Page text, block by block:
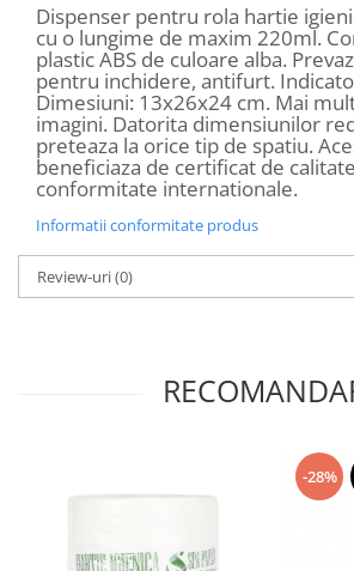
Dispenser pentru rola hartie
cu o lungime de maxim 220ml.
plastic ABS de culoare alba.
pentru inchidere, antifurt.
Dimesiuni: 13x26x24 cm. Mai
imagini. Datorita dimensiunilor
preteaza la orice tip de spatiu.
beneficiaza de certificat de
conformitate internationale.
Informatii conformitate produs
Review-uri(0)
-28%